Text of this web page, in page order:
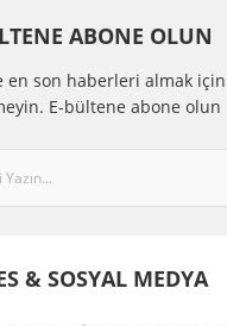
ABONE OLUN
en son haberleri almak
E-bültene abone olun
& SOSYAL MEDYA